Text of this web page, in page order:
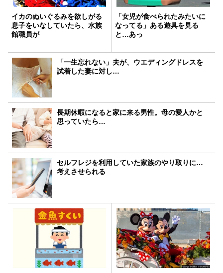
イカのぬいぐるみを欲しがる
息子をいなしていたら、水族
館職員が
「女児が食べられたみたいに
なってる」ある遊具を見る
と…あっ
「一生忘れない」夫が、ウエディングドレスを
試着した妻に対し…
長期休暇になると家に来る男性。母の愛人かと
思っていたら…
セルフレジを利用していた家族のやり取りに…
考えさせられる